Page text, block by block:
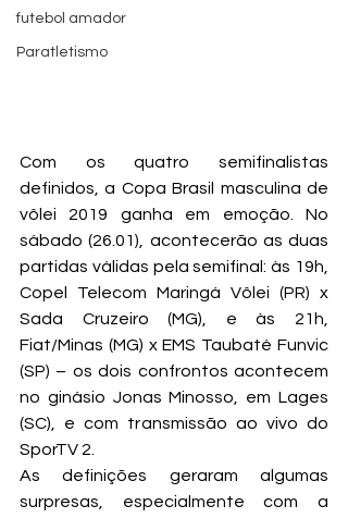
futebol amador
Paratletismo
Com os quatro semifinalistas
definidos, a Copa Brasil masculina de
vôlei 2019 ganha em emoção. No
sábado (26.01), acontecerão as duas
partidas válidas pela semifinal: às 19h,
Copel Telecom Maringá Vôlei (PR) x
Sada Cruzeiro (MG), e às 21h,
Fiat/Minas (MG) x EMS Taubaté Funvic
(SP) – os dois confrontos acontecem
no ginásio Jonas Minosso, em Lages
(SC), e com transmissão ao vivo do
SporTV 2.
As definições geraram algumas
surpresas, especialmente com a